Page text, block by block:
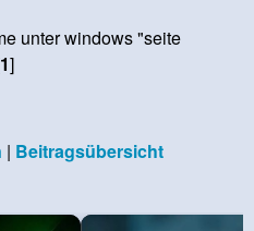
unter windows "seite
1]
| Beitragsübersicht